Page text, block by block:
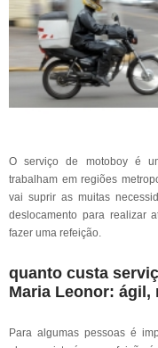
O serviço de motoboy é
trabalham em regiões
vai suprir as muitas
deslocamento para realizar
fazer uma refeição.
quanto custa
Maria Leonor: ágil,
Para algumas pessoas é